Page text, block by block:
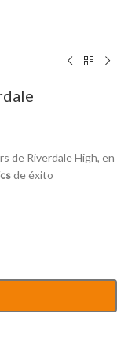
de Riverdale High, en
de éxito